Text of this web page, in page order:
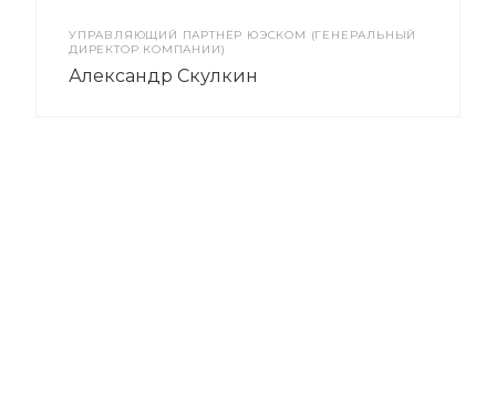
УПРАВЛЯЮЩИЙ ПАРТНЁР ЮЭСКОМ (ГЕНЕРАЛЬНЫЙ
ДИРЕКТОР КОМПАНИИ)
Александр Скулкин